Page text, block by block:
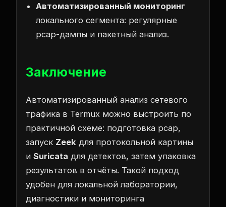
Автоматизированный мониторинг
локального сегмента: регулярные
pcap-дампы и пакетный анализ.
Заключение
Автоматизированный анализ сетевого
трафика в Termux можно выстроить по
практичной схеме: подготовка pcap,
запуск Zeek для протокольной картины
и Suricata для детектов, затем упаковка
результатов в отчёты. Такой подход
удобен для локальной лаборатории,
диагностики и мониторинга